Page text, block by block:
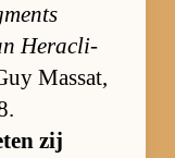
He­ra­cli­
Mas­sat,
zij